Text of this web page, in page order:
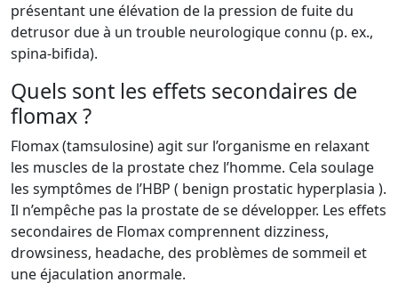
présentant une élévation de la pression de fuite du
detrusor due à un trouble neurologique connu (p. ex.,
spina-bifida).
Quels sont les effets secondaires de
flomax ?
Flomax (tamsulosine) agit sur l’organisme en relaxant
les muscles de la prostate chez l’homme. Cela soulage
les symptômes de l’HBP ( benign prostatic hyperplasia ).
Il n’empêche pas la prostate de se développer. Les effets
secondaires de Flomax comprennent dizziness,
drowsiness, headache, des problèmes de sommeil et
une éjaculation anormale.